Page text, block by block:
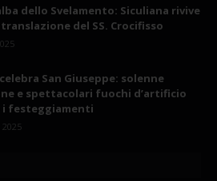
dello Svelamento: Siculiana rivive
del SS. Crocifisso
San Giuseppe: solenne
e spettacolari fuochi d’artificio
i festeggiamenti